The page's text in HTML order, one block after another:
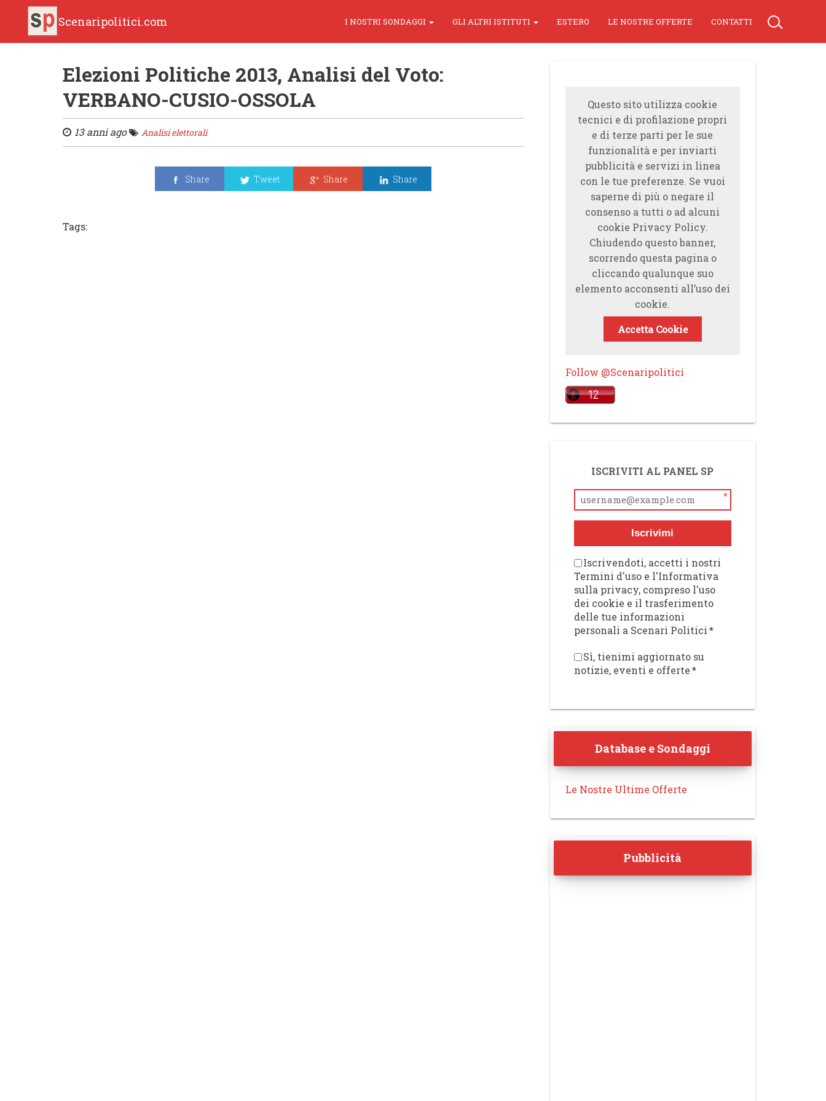
Scenaripolitici.com I NOSTRI SONDAGGI GLI ALTRI ISTITUTI ESTERO LE NOSTRE OFFERTE CONTATTI
Elezioni Politiche 2013, Analisi del Voto:
VERBANO-CUSIO-OSSOLA
13 anni ago Analisi elettorali
Share Tweet Share Share
Tags:
Questo sito utilizza cookie
tecnici e di profilazione propri
e di terze parti per le sue
funzionalità e per inviarti
pubblicità e servizi in linea
con le tue preferenze. Se vuoi
saperne di più o negare il
consenso a tutti o ad alcuni
cookie Privacy Policy.
Chiudendo questo banner,
scorrendo questa pagina o
cliccando qualunque suo
elemento acconsenti all’uso dei
cookie.
Accetta Cookie
Follow @Scenaripolitici
ISCRIVITI AL PANEL SP
*
Iscrivimi
Iscrivendoti, accetti i nostri
Termini d'uso e l'Informativa
sulla privacy, compreso l'uso
dei cookie e il trasferimento
delle tue informazioni
personali a Scenari Politici*
Sì, tienimi aggiornato su
notizie, eventi e offerte*
Database e Sondaggi
Le Nostre Ultime Offerte
Pubblicità